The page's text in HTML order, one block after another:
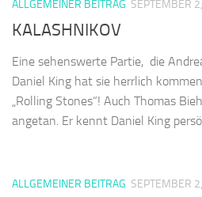
ALLGEMEINER BEITRAG SEPTEMBER
KALASHNIKOV
Eine sehenswerte Partie, die
Daniel King hat sie herrlich
„Rolling Stones“! Auch Thomas
angetan. Er kennt Daniel King
ALLGEMEINER BEITRAG SEPTEMBER